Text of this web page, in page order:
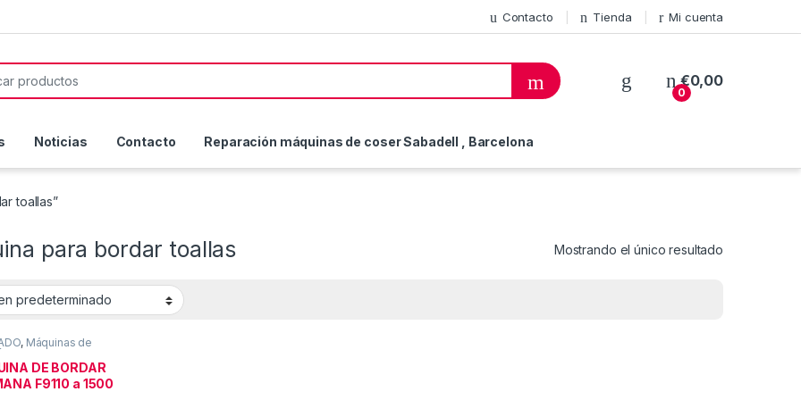
Contacto Tienda Mi cuenta
0
€0,00
Noticias Contacto Reparación máquinas de coser Sabadell , Barcelona
toallas”
para bordar toallas Mostrando el único resultado
, Máquinas de
DE BORDAR
F9110 a 1500